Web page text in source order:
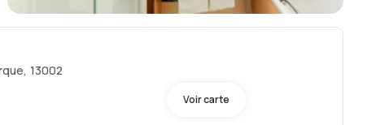
13002
Voir carte